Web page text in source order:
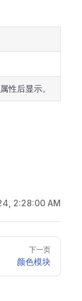
属性后显示。
2:28:00 AM
下一页
颜色模块